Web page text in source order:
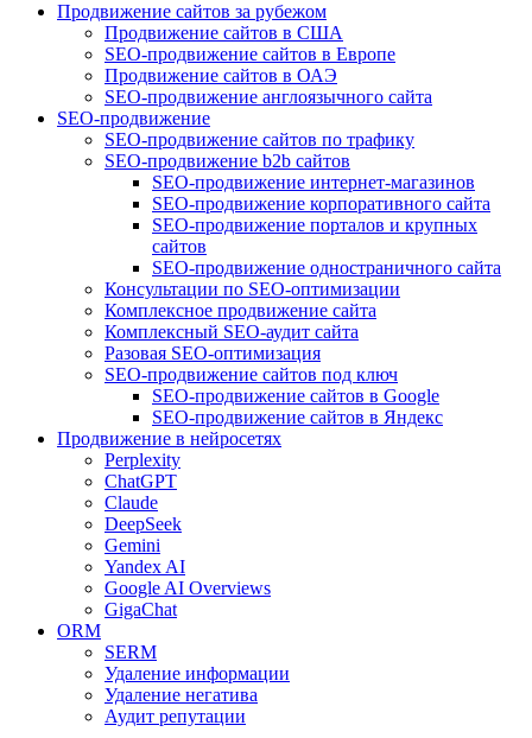
Продвижение сайтов за рубежом
Продвижение сайтов в США
SEO-продвижение сайтов в Европе
Продвижение сайтов в ОАЭ
SEO-продвижение англоязычного сайта
SEO-продвижение
SEO-продвижение сайтов по трафику
SEO-продвижение b2b сайтов
SEO-продвижение интернет-магазинов
SEO-продвижение корпоративного сайта
SEO-продвижение порталов и крупных
сайтов
SEO-продвижение одностраничного сайта
Консультации по SEO-оптимизации
Комплексное продвижение сайта
Комплексный SEO-аудит сайта
Разовая SEO-оптимизация
SEO-продвижение сайтов под ключ
SEO-продвижение сайтов в Google
SEO-продвижение сайтов в Яндекс
Продвижение в нейросетях
Perplexity
ChatGPT
Claude
DeepSeek
Gemini
Yandex AI
Google AI Overviews
GigaChat
ORM
SERM
Удаление информации
Удаление негатива
Аудит репутации